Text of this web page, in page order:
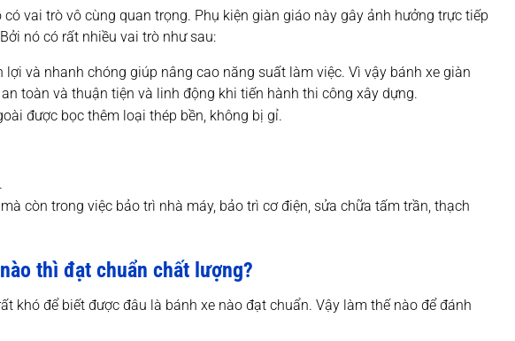
vai trò vô cùng quan trọng. Phụ kiện giàn giáo này gây ảnh hưởng trực tiếp
nó có rất nhiều vai trò như sau:
và nhanh chóng giúp nâng cao năng suất làm việc. Vì vậy bánh xe giàn
toàn và thuận tiện và linh động khi tiến hành thi công xây dựng.
được bọc thêm loại thép bền, không bị gỉ.
còn trong việc bảo trì nhà máy, bảo trì cơ điện, sửa chữa tấm trần, thạch
thì đạt chuẩn chất lượng?
khó để biết được đâu là bánh xe nào đạt chuẩn. Vậy làm thế nào để đánh